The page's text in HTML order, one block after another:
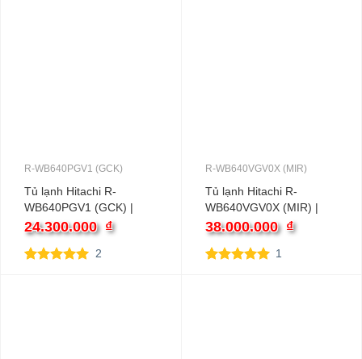
R-WB640PGV1 (GCK)
Tủ lạnh Hitachi R-
WB640PGV1 (GCK) |
569L 4 cánh inverter
24.300.000 ₫
2
R-WB640VGV0X (MIR)
Tủ lạnh Hitachi R-
WB640VGV0X (MIR) |
569L 4 cánh inverter
38.000.000 ₫
1